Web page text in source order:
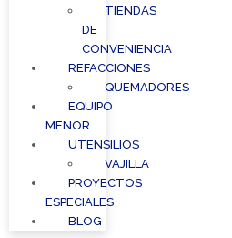
TIENDAS
DE
CONVENIENCIA
REFACCIONES
QUEMADORES
EQUIPO
MENOR
UTENSILIOS
VAJILLA
PROYECTOS
ESPECIALES
BLOG